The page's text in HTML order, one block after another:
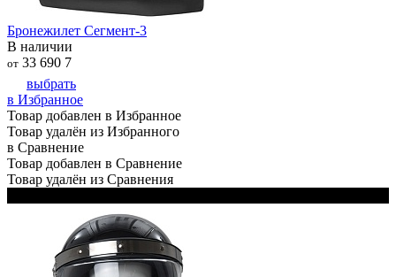
Бронежилет Сегмент-3
В наличии
от 33 690 7
выбрать
в Избранное
Товар добавлен в Избранное
Товар удалён из Избранного
в Сравнение
Товар добавлен в Сравнение
Товар удалён из Сравнения